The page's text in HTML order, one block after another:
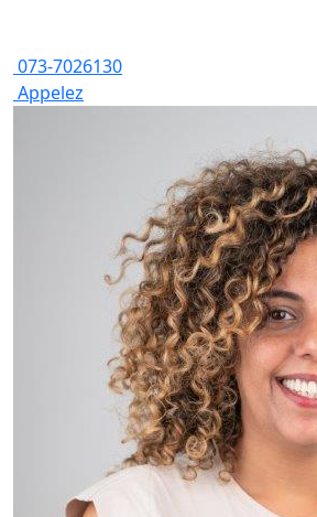
073-7026130
Appelez